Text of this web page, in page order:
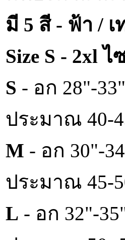
มี 5 สี - ฟ้า /
Size S - 2xl
S - อก 28"-
ประมาณ 40-
M - อก 30"-
ประมาณ 45-
L - อก 32"-